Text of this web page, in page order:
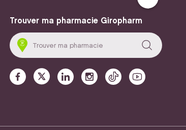
Trouver ma pharmacie Giropharm